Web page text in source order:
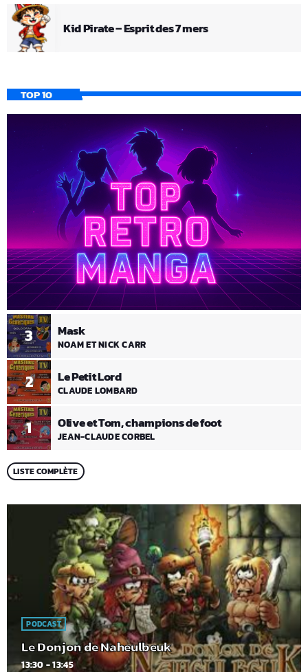
Kid Pirate – Esprit des 7 mers
TOP 10
1 Olive et Tom, champions de foot
JEAN-CLAUDE CORBEL
2 Le Petit Lord
CLAUDE LOMBARD
3 Mask
NOAM ET NICK CARR
LISTE COMPLÈTE
PODCAST
Le Donjon de Naheulbeuk
13:30 - 13:45